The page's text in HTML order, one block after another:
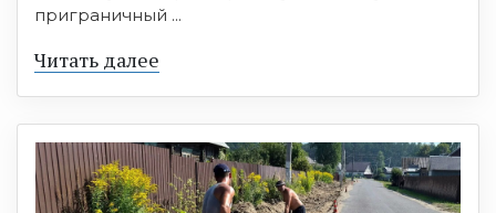
приграничный ...
Читать далее